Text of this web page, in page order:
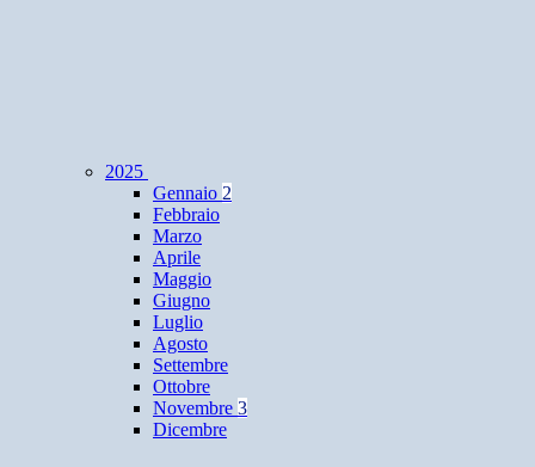
2025
Gennaio 2
Febbraio
Marzo
Aprile
Maggio
Giugno
Luglio
Agosto
Settembre
Ottobre
Novembre 3
Dicembre